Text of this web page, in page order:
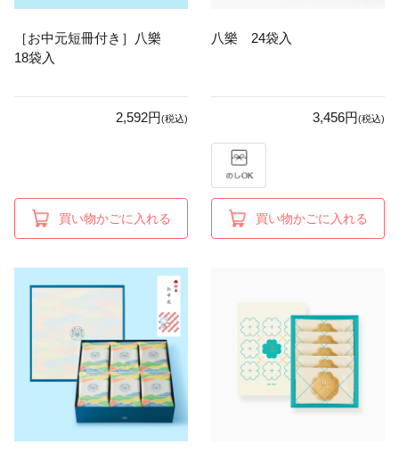
［お中元短冊付き］八樂
18袋入
2,592円(税込)
買い物かごに入れる
八樂 24袋入
3,456円(税込)
買い物かごに入れる